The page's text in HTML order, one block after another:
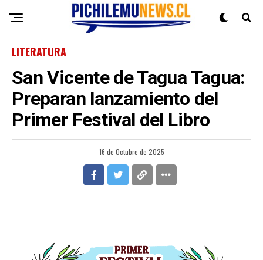
LITERATURA
San Vicente de Tagua Tagua:
Preparan lanzamiento del
Primer Festival del Libro
16 de Octubre de 2025